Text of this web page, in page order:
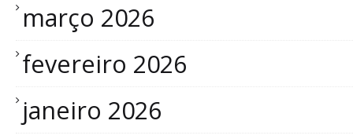
março 2026
fevereiro 2026
janeiro 2026